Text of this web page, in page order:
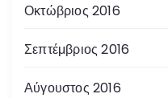
Οκτώβριος 2016
Σεπτέμβριος 2016
Αύγουστος 2016